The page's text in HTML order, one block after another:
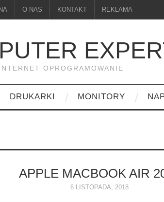
O NAS KONTAKT REKLAMA
OPROGRAMOWANIE
DRUKARKI MONITORY
APPLE MACBOOK AIR
6 LISTOPADA, 2018